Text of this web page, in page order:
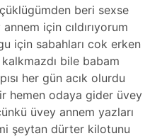
beri sexse
için cıldırıyorum
için sabahları cok erken
bile babam
her gün acık olurdu
hemen odaya gider üvey
üvey annem yazları
şeytan dürter kilotunu